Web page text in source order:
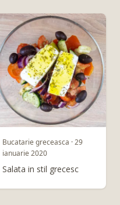
Bucatarie greceasca · 29
ianuarie 2020
Salata in stil grecesc